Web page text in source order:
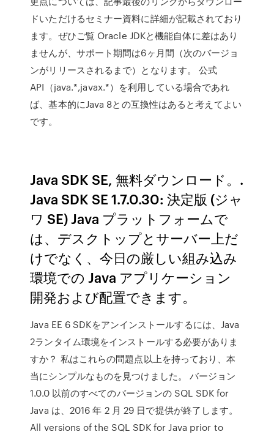
ドいただけるセミナー資料に詳細が記載されており
ます。ぜひご覧 Oracle JDKと機能自体に差はあり
ませんが、サポート期間は6ヶ月間（次のバージョ
ンがリリースされるまで）となります。 公式
API（java.*,javax.*）を利用している場合であれ
ば、基本的にJava 8との互換性はあると考えてよい
です。
Java SDK SE, 無料ダウンロード。.
Java SDK SE 1.7.0.30: 決定版 (ジャ
ワ SE) Java プラットフォームで
は、デスクトップとサーバー上だ
けでなく、今日の厳しい組み込み
環境での Java アプリケーション
開発および配置できます。
Java EE 6 SDKをアンインストールするには、Java
2ランタイム環境をインストールする必要がありま
すか？ 私はこれらの問題点以上を持っており、本
当にシンプルなものを見つけました。 バージョン
1.0.0 以前のすべてのバージョンの SQL SDK for
Java は、2016 年 2 月 29 日で提供が終了します。
All versions of the SQL SDK for Java prior to